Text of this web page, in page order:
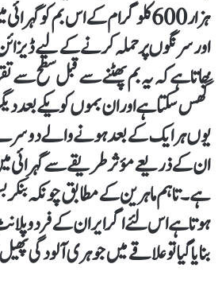
ہزار 600 کلوگرام کے اس بم کو
اور سرنگوں پر حملہ کرنے کے لیے
گُھس سکتا ہے اور ان بموں کو یکے بعد
یوں ہر ایک کے بعد ہونے والے
ان کے ذریعے مؤثر طریقے سے گہرائی
ہے۔ تاہم ماہرین کے مطابق چونکہ بنکر
ہوتا ہے اس لئے اگر ایران کے فردو
بنایا گیا تو علاقے میں جوہری آلودگی